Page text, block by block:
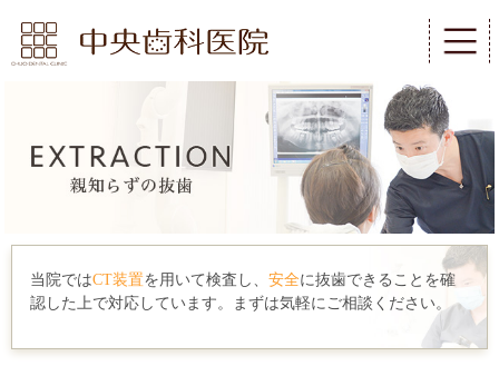
当院ではCT装置を用いて検査し、 安全に抜歯できることを確
認した上で対応しています。まずは気軽にご相談ください。